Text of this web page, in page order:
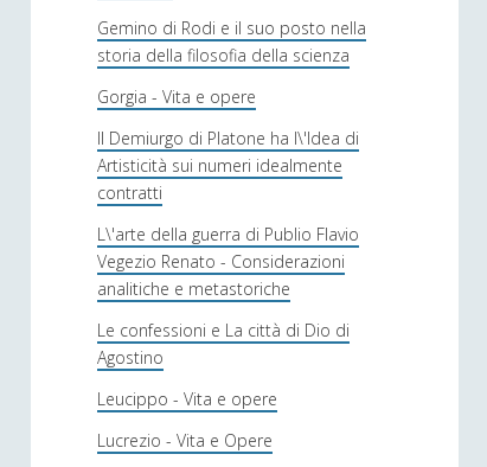
Gemino di Rodi e il suo posto nella
storia della filosofia della scienza
Gorgia - Vita e opere
Il Demiurgo di Platone ha l\'Idea di
Artisticità sui numeri idealmente
contratti
L\'arte della guerra di Publio Flavio
Vegezio Renato - Considerazioni
analitiche e metastoriche
Le confessioni e La città di Dio di
Agostino
Leucippo - Vita e opere
Lucrezio - Vita e Opere